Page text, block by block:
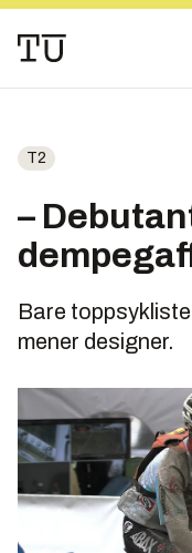
T2
–
Bare
mener designer.